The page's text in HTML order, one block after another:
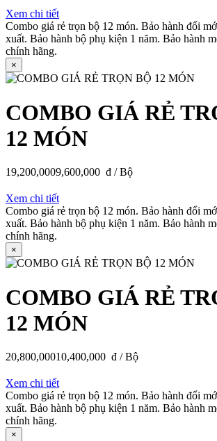
Xem chi tiết
Combo giá rẻ trọn bộ 12 món. Bảo hành đổi
xuất. Bảo hành bộ phụ kiện 1 năm. Bảo hành
chính hãng.
×
COMBO GIÁ RẺ
12 MÓN
19,200,0009,600,000 đ / Bộ
Xem chi tiết
Combo giá rẻ trọn bộ 12 món. Bảo hành đổi
xuất. Bảo hành bộ phụ kiện 1 năm. Bảo hành
chính hãng.
×
COMBO GIÁ RẺ
12 MÓN
20,800,00010,400,000 đ / Bộ
Xem chi tiết
Combo giá rẻ trọn bộ 12 món. Bảo hành đổi
xuất. Bảo hành bộ phụ kiện 1 năm. Bảo hành
chính hãng.
×